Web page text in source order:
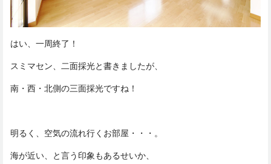
はい、一周終了！
スミマセン、二面採光と書きましたが、
南・西・北側の三面採光ですね！
明るく、空気の流れ行くお部屋・・・。
海が近い、と言う印象もあるせいか、